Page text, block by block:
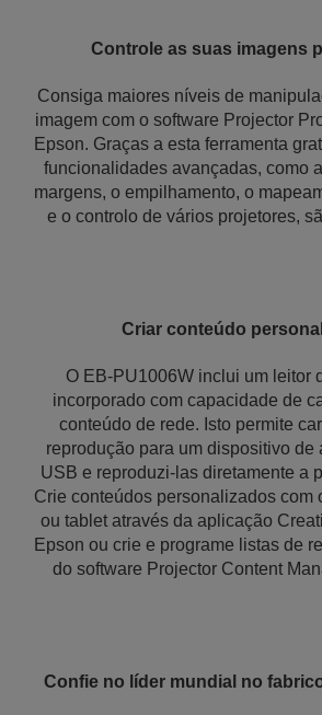
Controle as suas imagens
Consiga maiores níveis de
imagem com o software Projector
Epson. Graças a esta ferramenta
funcionalidades avançadas, como
margens, o empilhamento, o
e o controlo de vários projetores,
Criar conteúdo
O EB-PU1006W inclui um leitor
incorporado com capacidade de
conteúdo de rede. Isto permite
reprodução para um dispositivo de
USB e reproduzi-las diretamente a
Crie conteúdos personalizados com
ou tablet através da aplicação
Epson ou crie e programe listas de
do software Projector Content
Confie no líder mundial no